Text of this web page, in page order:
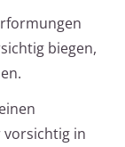
biegen,
vorsichtig in